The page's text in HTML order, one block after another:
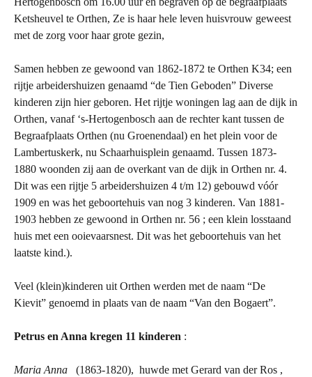
Ketsheuvel te Orthen, Ze is haar hele leven huisvrouw geweest
met de zorg voor haar grote gezin,
Samen hebben ze gewoond van 1862-1872 te Orthen K34; een
rijtje arbeidershuizen genaamd “de Tien Geboden” Diverse
kinderen zijn hier geboren. Het rijtje woningen lag aan de dijk in
Orthen, vanaf ‘s-Hertogenbosch aan de rechter kant tussen de
Begraafplaats Orthen (nu Groenendaal) en het plein voor de
Lambertuskerk, nu Schaarhuisplein genaamd. Tussen 1873-
1880 woonden zij aan de overkant van de dijk in Orthen nr. 4.
Dit was een rijtje 5 arbeidershuizen 4 t/m 12) gebouwd vóór
1909 en was het geboortehuis van nog 3 kinderen. Van 1881-
1903 hebben ze gewoond in Orthen nr. 56 ; een klein losstaand
huis met een ooievaarsnest. Dit was het geboortehuis van het
laatste kind.).
Veel (klein)kinderen uit Orthen werden met de naam “De
Kievit” genoemd in plaats van de naam “Van den Bogaert”.
Petrus en Anna kregen 11 kinderen :
Maria Anna (1863-1820), huwde met Gerard van der Ros ,